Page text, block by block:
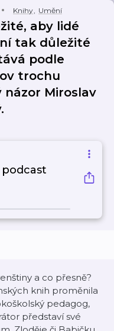
Knihy, Umění
aby lidé
tak důležité
podle
trochu
názor Miroslav
a co přesně?
knih proměnila
pedagog,
představí své